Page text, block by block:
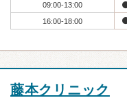
09:00-13:00
16:00-18:00
藤本クリニック